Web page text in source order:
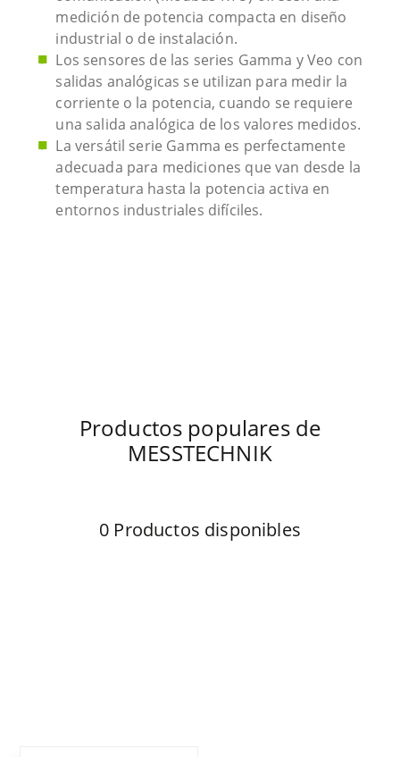
medición de potencia compacta en diseño
industrial o de instalación.
Los sensores de las series Gamma y Veo con
salidas analógicas se utilizan para medir la
corriente o la potencia, cuando se requiere
una salida analógica de los valores medidos.
La versátil serie Gamma es perfectamente
adecuada para mediciones que van desde la
temperatura hasta la potencia activa en
entornos industriales difíciles.
Productos populares de
MESSTECHNIK
0 Productos disponibles